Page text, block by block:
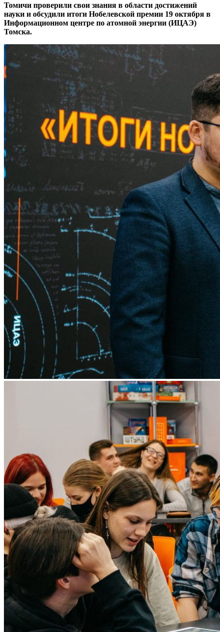
Томичи проверили свои знания в области достижений
науки и обсудили итоги Нобелевской премии 19 октября в
Информационном центре по атомной энергии (ИЦАЭ)
Томска.